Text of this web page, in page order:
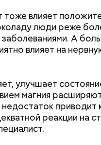
влияет
люди реже
А
влияет на
улучшает
магния
приводит
реакции на